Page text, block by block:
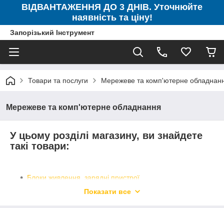
ВІДВАНТАЖЕННЯ ДО 3 ДНІВ. Уточнюйте
наявність та ціну!
Запорізький Інструмент
Товари та послуги Мережеве та комп'ютерне
Мережеве та комп'ютерне обладнання
У цьому розділі магазину, ви знайдете
такі товари:
Блоки живлення, зарядні пристрої
Кабельна продукціяПоказати все